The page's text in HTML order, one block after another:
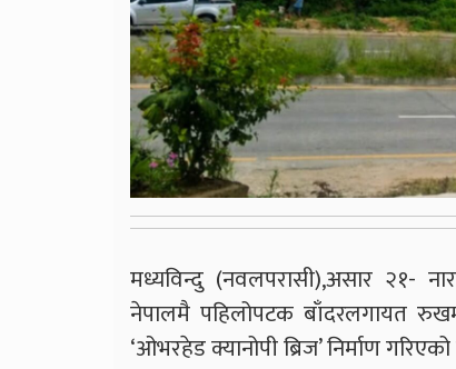
मध्यविन्दु (नवलपरासी),असार २१-
नेपालमै पहिलोपटक बाँदरलगायत
‘ओभरहेड क्यानोपी ब्रिज’ निर्माण